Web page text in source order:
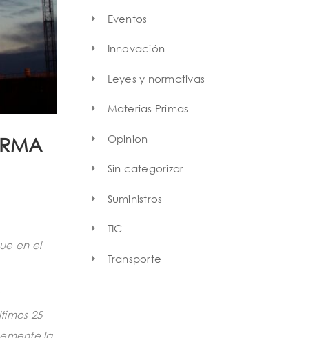
en el
25
la
Eventos
Innovación
Leyes y normativas
Materias Primas
Opinion
Sin categorizar
Suministros
TIC
Transporte